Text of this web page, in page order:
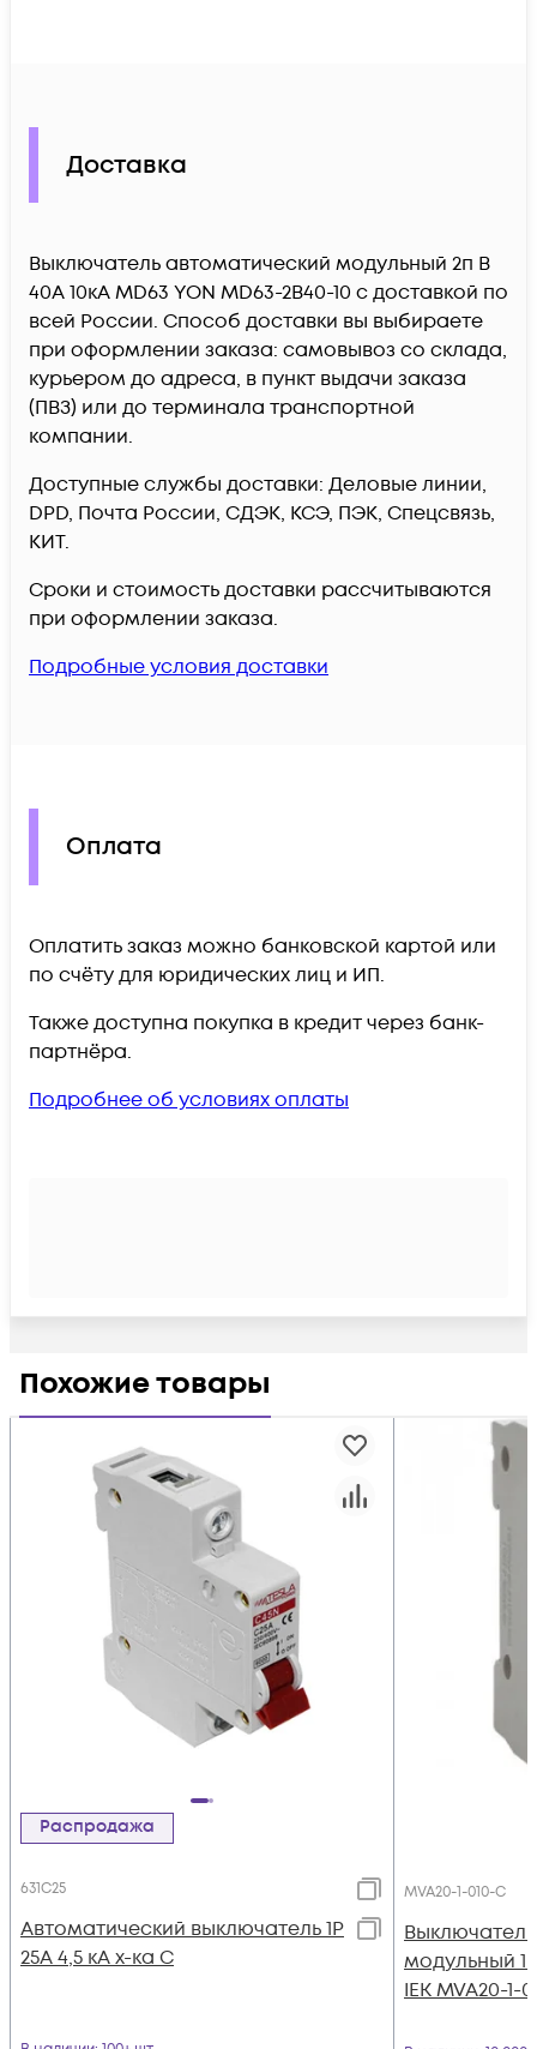
Доставка
Выключатель автоматический модульный 2п B
40А 10кА MD63 YON MD63-2B40-10 c доставкой по
всей России. Способ доставки вы выбираете
при оформлении заказа: самовывоз со склада,
курьером до адреса, в пункт выдачи заказа
(ПВЗ) или до терминала транспортной
компании.
Доступные службы доставки: Деловые линии,
DPD, Почта России, СДЭК, КСЭ, ПЭК, Спецсвязь,
КИТ.
Сроки и стоимость доставки рассчитываются
при оформлении заказа.
Подробные условия доставки
Оплата
Оплатить заказ можно банковской картой или
по счёту для юридических лиц и ИП.
Также доступна покупка в кредит через банк-
партнёра.
Подробнее об условиях оплаты
Похожие товары
Распродажа
631C25
Автоматический выключатель 1Р
25А 4,5 кА х-ка С
MVA20-1-010-C
модульный
IEK MVA20-1-